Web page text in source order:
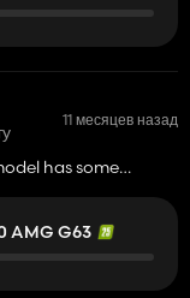
11 месяцев назад
has some
but I will
AMG G63